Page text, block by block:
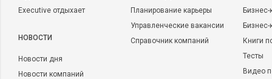
Executive отдыхает
НОВОСТИ
Новости дня
Новости компаний
Планирование карьеры
Управленческие вакансии
Справочник компаний
Бизнес-
Книги
Тесты
Видео